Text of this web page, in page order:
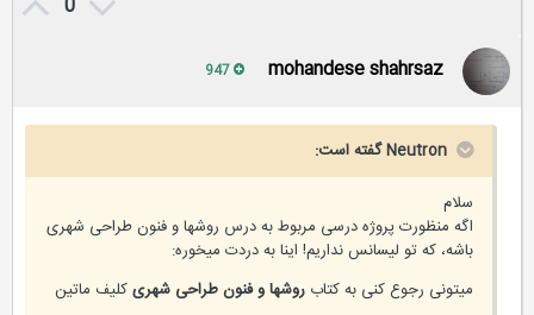
0
mohandese shahrsaz
Neutron گفته است:
سلام
اگه منظورت پروژه درسی مربوط به درس روشها و فنون طراحی شهری
باشه، که تو لیسانس نداریم! اینا به دردت میخوره:
میتونی رجوع کنی به کتابروشها و فنون طراحی شهریکلیف ماتین